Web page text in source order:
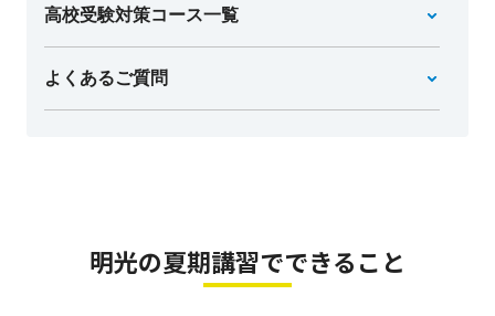
高校受験対策コース一覧
よくあるご質問
明光の夏期講習でできること